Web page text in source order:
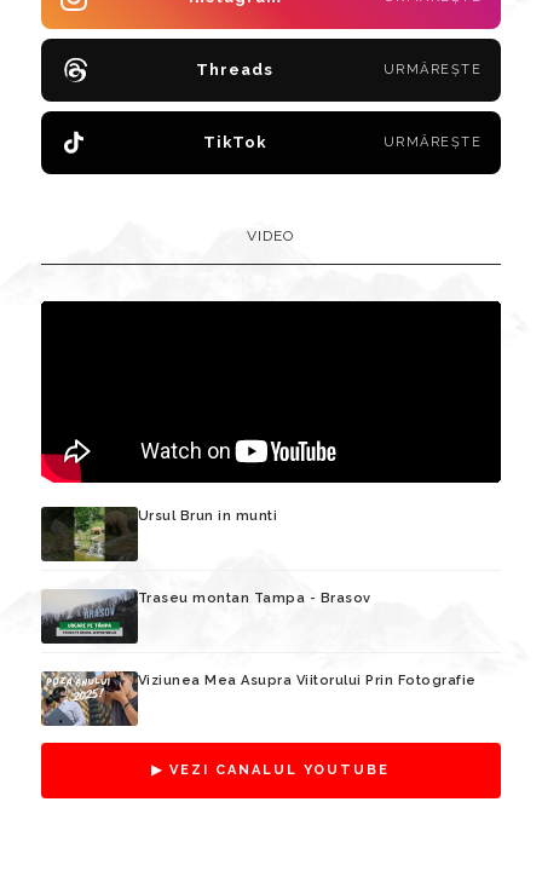
Threads URMĂREȘTE
TikTok URMĂREȘTE
VIDEO
Ursul Brun in munti
Traseu montan Tampa - Brasov
Viziunea Mea Asupra Viitorului Prin Fotografie
▶ VEZI CANALUL YOUTUBE